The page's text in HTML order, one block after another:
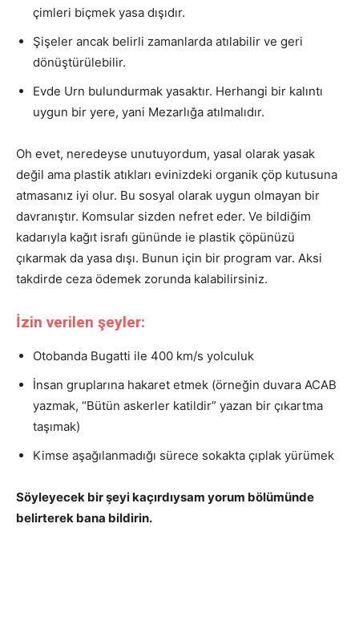
çimleri biçmek yasa dışıdır.
Şişeler ancak belirli zamanlarda atılabilir ve geri
dönüştürülebilir.
Evde Urn bulundurmak yasaktır. Herhangi bir kalıntı
uygun bir yere, yani Mezarlığa atılmalıdır.
Oh evet, neredeyse unutuyordum, yasal olarak yasak
değil ama plastik atıkları evinizdeki organik çöp kutusuna
atmasanız iyi olur. Bu sosyal olarak uygun olmayan bir
davranıştır. Komsular sizden nefret eder. Ve bildiğim
kadarıyla kağıt israfı gününde ie plastik çöpünüzü
çıkarmak da yasa dışı. Bunun için bir program var. Aksi
takdirde ceza ödemek zorunda kalabilirsiniz.
İzin verilen şeyler:
Otobanda Bugatti ile 400 km/s yolculuk
İnsan gruplarına hakaret etmek (örneğin duvara ACAB
yazmak, “Bütün askerler katildir” yazan bir çıkartma
taşımak)
Kimse aşağılanmadığı sürece sokakta çıplak yürümek
Söyleyecek bir şeyi kaçırdıysam yorum bölümünde
belirterek bana bildirin.